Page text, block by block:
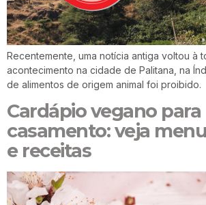
Recentemente, uma notícia antiga voltou à
acontecimento na cidade de Palitana, na
de alimentos de origem animal foi proibido.
Cardápio vegano para
casamento: veja
e receitas